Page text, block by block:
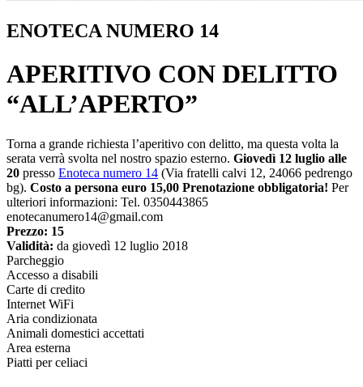
ENOTECA NUMERO 14
APERITIVO CON DELITTO
“ALL’APERTO”
Torna a grande richiesta l’aperitivo con delitto, ma questa volta la
serata verrà svolta nel nostro spazio esterno. Giovedì 12 luglio alle
20 presso Enoteca numero 14 (Via fratelli calvi 12, 24066 pedrengo
bg). Costo a persona euro 15,00 Prenotazione obbligatoria! Per
ulteriori informazioni: Tel. 0350443865
enotecanumero14@gmail.com
Prezzo: 15
Validità: da giovedì 12 luglio 2018
Parcheggio
Accesso a disabili
Carte di credito
Internet WiFi
Aria condizionata
Animali domestici accettati
Area esterna
Piatti per celiaci